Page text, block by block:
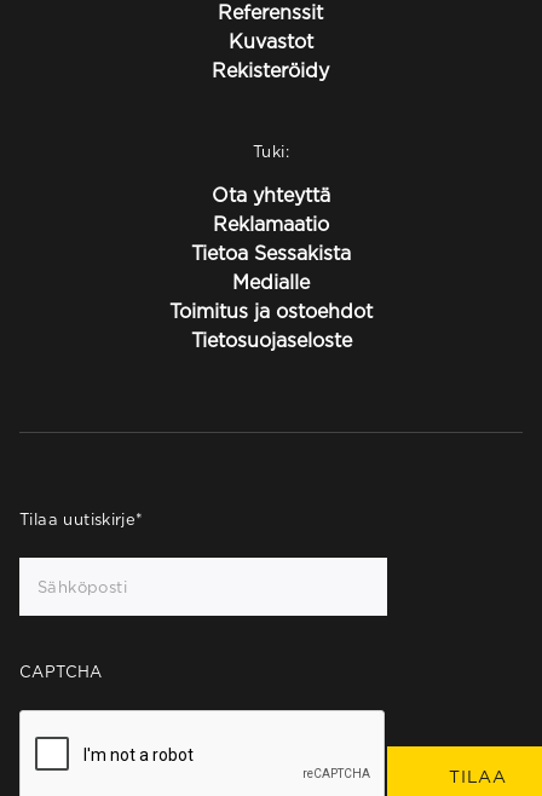
Referenssit
Kuvastot
Rekisteröidy
Tuki:
Ota yhteyttä
Reklamaatio
Tietoa Sessakista
Medialle
Toimitus ja ostoehdot
Tietosuojaseloste
Tilaa uutiskirje*
CAPTCHA